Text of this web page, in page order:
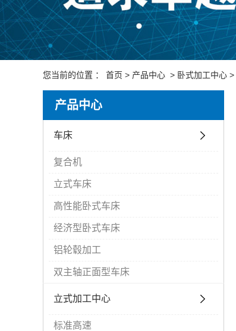
您当前的位置 ： 首页 > 产品中心 > 卧式加工中心 >
产品中心
车床
复合机
立式车床
高性能卧式车床
经济型卧式车床
铝轮毂加工
双主轴正面型车床
立式加工中心
标准高速